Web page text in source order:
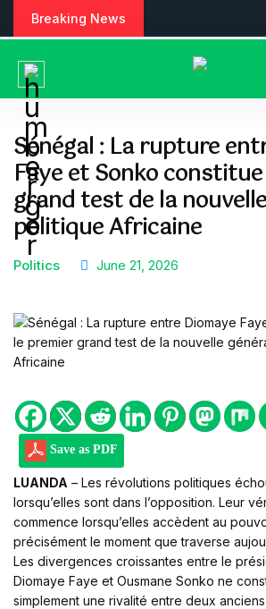
Breaking News
Sénégal : La rupture
Faye et Sonko
grand test de la
politique Africaine
Politics June 21, 2026
Save as PDF
LUANDA – Les révolutions politiques
lorsqu’elles sont dans l’opposition. Leur
commence lorsqu’elles accèdent au
précisément le moment que traverse
Les divergences croissantes entre le
Diomaye Faye et Ousmane Sonko ne
simplement une rivalité entre deux anciens